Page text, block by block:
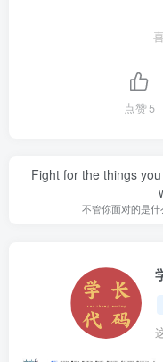
点赞5
Fight for the things
不管你面对的是